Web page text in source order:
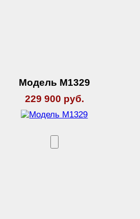
Модель М1329
229 900 руб.